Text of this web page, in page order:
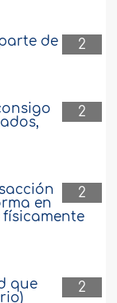
2
de
2
2
en
2
que